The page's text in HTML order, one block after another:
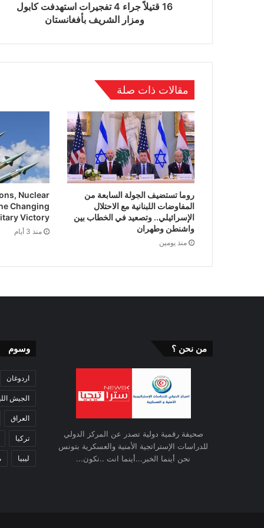
16 قتيلاً جراء 4 تفجيرات استهدفت كابول
ومزار الشريف بأفغانستان
مقالات ذات صلة
روما تستضيف الجولة السابعة من
المفاوضات اللبنانية مع الاحتلال
الإسرائيلي.. وتصعيد في الخطاب بين
واشنطن وطهران
منذ يومين
Nuclear
Changing
Victory
منذ 3 أيام
من نحن ؟
صحيفة رقمية دولية تصدر عن المركز الدولي
للدراسات الإستراتجية الأمنية والعسكرية بتونس
نحن أينما الخبر...أينما انت ..نكون...
وسوم
اردوغان
الجيش
العراق
تركيا
ليبيا